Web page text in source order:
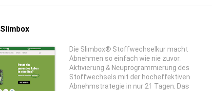
Slimbox
Die Slimbox® Stoffwechselkur macht
Abnehmen so einfach wie nie zuvor.
Aktivierung & Neuprogrammierung des
Stoffwechsels mit der hocheffektiven
Abnehmstrategie in nur 21 Tagen. Das